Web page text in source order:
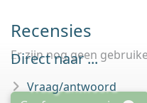
Recensies
Er zijn nog geen
Direct naar ...
Vraag/antwoord